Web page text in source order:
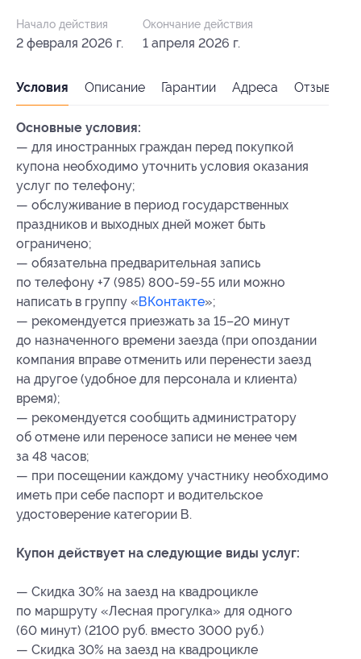
Начало действия
2 февраля 2026 г.
Окончание действия
1 апреля 2026 г.
Условия Описание Гарантии Адреса Отзывы
Основные условия:
— для иностранных граждан перед покупкой
купона необходимо уточнить условия оказания
услуг по телефону;
— обслуживание в период государственных
праздников и выходных дней может быть
ограничено;
— обязательна предварительная запись
по телефону +7 (985) 800-59-55 или можно
написать в группу «ВКонтакте»;
— рекомендуется приезжать за 15–20 минут
до назначенного времени заезда (при опоздании
компания вправе отменить или перенести заезд
на другое (удобное для персонала и клиента)
время);
— рекомендуется сообщить администратору
об отмене или переносе записи не менее чем
за 48 часов;
— при посещении каждому участнику необходимо
иметь при себе паспорт и водительское
удостоверение категории В.
Купон действует на следующие виды услуг:
— Скидка 30% на заезд на квадроцикле
по маршруту «Лесная прогулка» для одного
(60 минут) (2100 руб. вместо 3000 руб.)
— Скидка 30% на заезд на квадроцикле